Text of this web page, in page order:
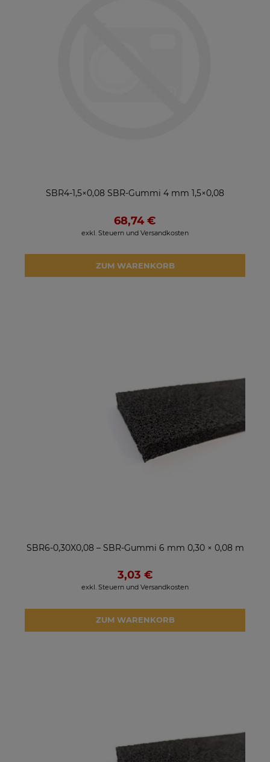
SBR4-1,5×0,08 SBR-Gummi 4 mm 1,5×0,08
68,74 €
exkl. Steuern und Versandkosten
ZUM WARENKORB
SBR6-0,30X0,08 – SBR-Gummi 6 mm 0,30 × 0,08 m
3,03 €
exkl. Steuern und Versandkosten
ZUM WARENKORB